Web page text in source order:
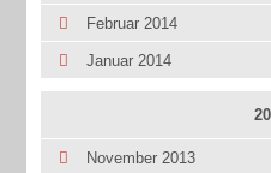
Februar 2014
Januar 2014
November 2013